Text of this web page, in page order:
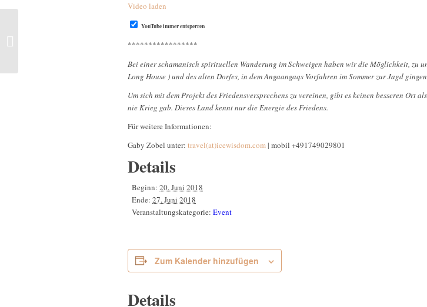
Video laden
YouTube immer entsperren
*****************
Bei einer schamanisch spirituellen Wanderung im Schweigen haben wir die Möglichkeit, zu
Long House ) unddes alten Dorfes, in dem Angaangaqs Vorfahren im Sommer zur Jagd
Um sich mit dem Projekt des Friedensversprechens zu vereinen, gibt es keinen besseren Ort
nie Krieg gab. Dieses Land kennt nur die Energie des Friedens.
Für weitere Informationen:
Gaby Zobel unter: travel(at)icewisdom.com| mobil +491749029801
Details
Beginn: 20. Juni 2018
Ende: 27. Juni 2018
Veranstaltungskategorie: Event
Zum Kalender hinzufügen
Details